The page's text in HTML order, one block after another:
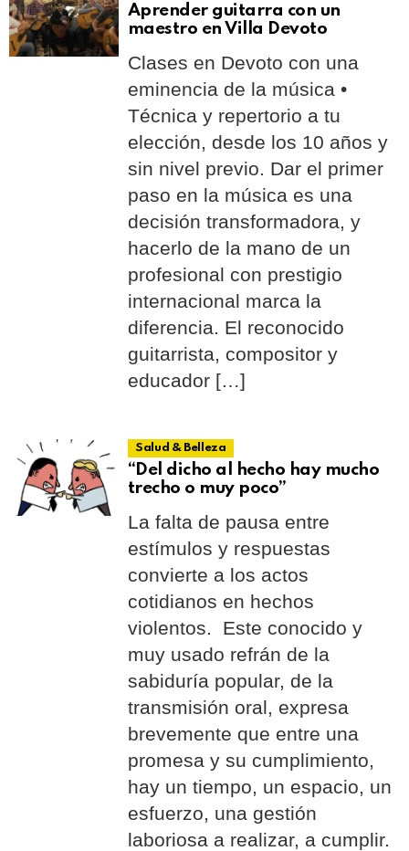
Aprender guitarra con un
maestro en Villa Devoto
Clases en Devoto con una
eminencia de la música •
Técnica y repertorio a tu
elección, desde los 10 años y
sin nivel previo. Dar el primer
paso en la música es una
decisión transformadora, y
hacerlo de la mano de un
profesional con prestigio
internacional marca la
diferencia. El reconocido
guitarrista, compositor y
educador […]
Salud & Belleza
“Del dicho al hecho hay mucho
trecho o muy poco”
La falta de pausa entre
estímulos y respuestas
convierte a los actos
cotidianos en hechos
violentos. Este conocido y
muy usado refrán de la
sabiduría popular, de la
transmisión oral, expresa
brevemente que entre una
promesa y su cumplimiento,
hay un tiempo, un espacio, un
esfuerzo, una gestión
laboriosa a realizar, a cumplir.